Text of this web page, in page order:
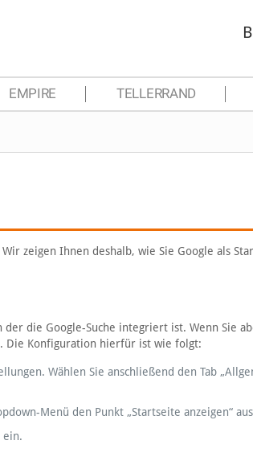
EMPIRE TELLERRAND
zeigen Ihnen deshalb, wie Sie Google als
die Google-Suche integriert ist. Wenn Sie
Die Konfiguration hierfür ist wie folgt:
Wählen Sie anschließend den Tab
Menü den Punkt „Startseite anzeigen“
ein.